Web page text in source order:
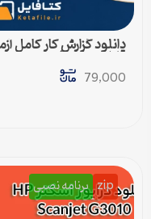
دانلود گزارش کار کامل
قابل ویرایش)
79,000
zip برنامه نصبی